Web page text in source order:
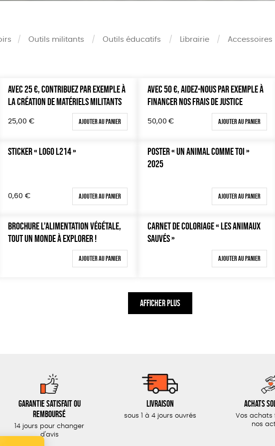
Outils militants Outils éducatifs Librairie Accessoires
Prix
Tous
0 € - 50 €
Mots clés
Oeko-Tex
OEKO-Tex, PETA approuved
AVEC 25 €, CONTRIBUEZ PAR EXEMPLE À
LA CRÉATION DE MATÉRIELS MILITANTS
25,00 € Ajouter au panier
AVEC 50 €, AIDEZ-NOUS PAR EXEMPLE À
FINANCER NOS FRAIS DE JUSTICE
50,00 € Ajouter au panier
STICKER « LOGO L214 »
0,60 € Ajouter au panier
POSTER « UN ANIMAL COMME TOI »
2025
Ajouter au panier
BROCHURE L’ALIMENTATION VÉGÉTALE,
TOUT UN MONDE À EXPLORER !
Ajouter au panier
CARNET DE COLORIAGE « LES ANIMAUX
SAUVÉS »
Ajouter au panier
AFFICHER PLUS
Garantie satisfait ou
remboursé
14 jours pour changer
d'avis
Livraison
sous 1 à 4 jours ouvrés
Achats
Vos achats
nos